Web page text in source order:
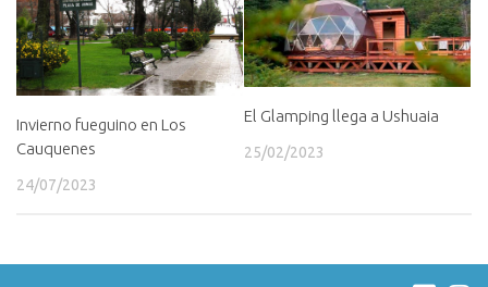
Invierno fueguino en Los
Cauquenes
24/07/2023
El Glamping llega a Ushuaia
25/02/2023